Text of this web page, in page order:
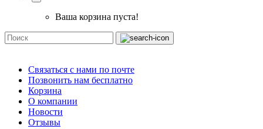
Ваша корзина пуста!
Связаться с нами по почте
Позвонить нам бесплатно
Корзина
О компании
Новости
Отзывы